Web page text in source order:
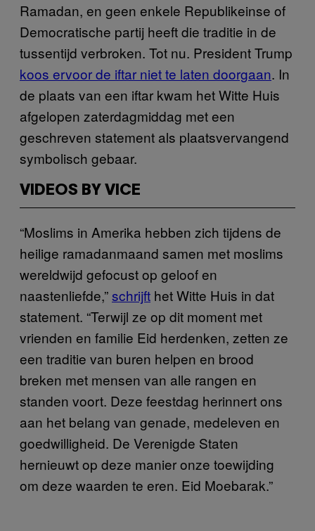
Ramadan, en geen enkele Republikeinse of
Democratische partij heeft die traditie in de
tussentijd verbroken. Tot nu. President Trump
koos ervoor de iftar niet te laten doorgaan. In
de plaats van een iftar kwam het Witte Huis
afgelopen zaterdagmiddag met een
geschreven statement als plaatsvervangend
symbolisch gebaar.
VIDEOS BY VICE
“Moslims in Amerika hebben zich tijdens de
heilige ramadanmaand samen met moslims
wereldwijd gefocust op geloof en
naastenliefde,”schrijft het Witte Huis in dat
statement. “Terwijl ze op dit moment met
vrienden en familie Eid herdenken, zetten ze
een traditie van buren helpen en brood
breken met mensen van alle rangen en
standen voort. Deze feestdag herinnert ons
aan het belang van genade, medeleven en
goedwilligheid. De Verenigde Staten
hernieuwt op deze manier onze toewijding
om deze waarden te eren. Eid Moebarak.”